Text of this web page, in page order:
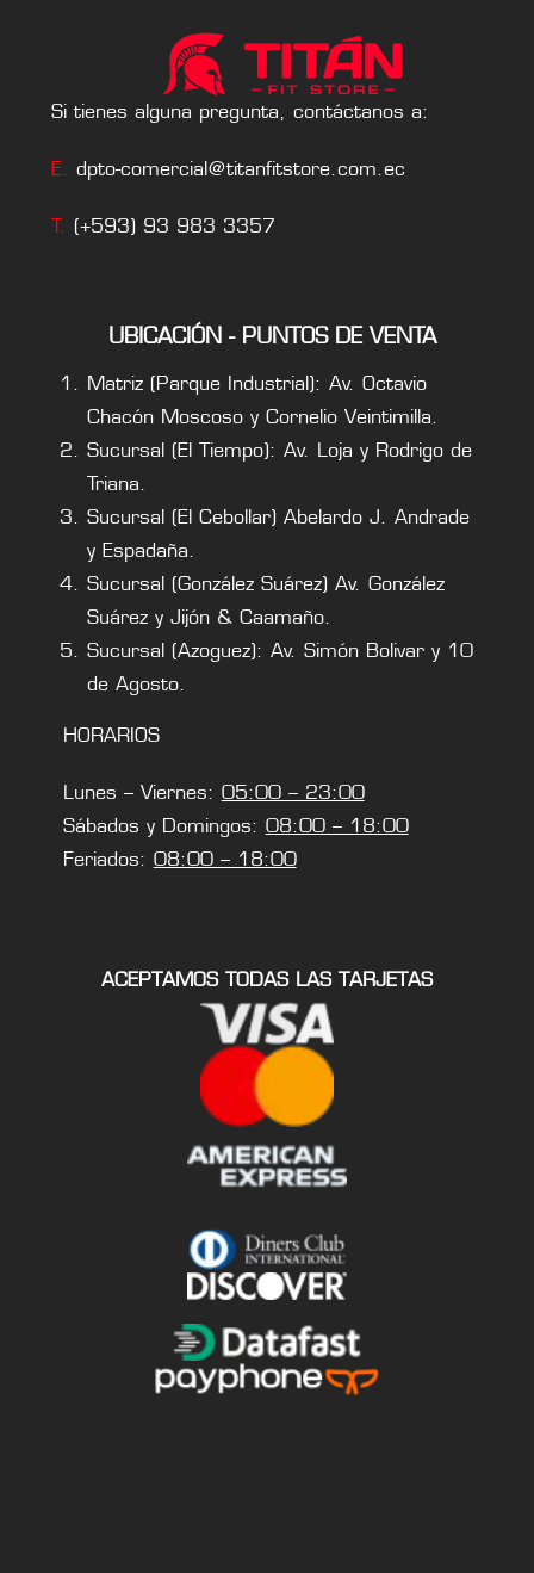
Si tienes alguna pregunta, contáctanos a:
E. dpto-comercial@titanfitstore.com.ec
T. (+593) 93 983 3357
UBICACIÓN - PUNTOS DE VENTA
Matriz (Parque Industrial): Av. Octavio
Chacón Moscoso y Cornelio Veintimilla.
Sucursal (El Tiempo): Av. Loja y Rodrigo de
Triana.
Sucursal (El Cebollar) Abelardo J. Andrade
y Espadaña.
Sucursal (González Suárez) Av. González
Suárez y Jijón & Caamaño.
Sucursal (Azoguez): Av. Simón Bolivar y 10
de Agosto.
HORARIOS
Lunes – Viernes: 05:00 – 23:00
Sábados y Domingos: 08:00 – 18:00
Feriados: 08:00 – 18:00
ACEPTAMOS TODAS LAS TARJETAS